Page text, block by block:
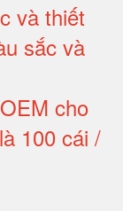
và thiết
sắc và
cho
100 cái /